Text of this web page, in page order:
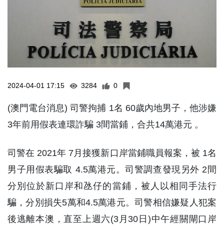
2024-04-01 17:15 3284 0
(澳門電台消息) 司警拘捕 1名 60歲內地男子，他涉嫌
3年前用假表連環詐騙 3間當鋪，合共14萬港元 。
司警在 2021年 7月接獲新口岸當鋪職員報案，被 1名
男子用假表騙取 4.5萬港元。司警調查發現另外 2間
分別位於新口岸和氹仔的當鋪，被人以相同手法行
騙，分別損失5萬和4.5萬港元。司警相信嫌疑人犯案
後逃離本澳，直至上週六(3月30日)中午經關閘口岸